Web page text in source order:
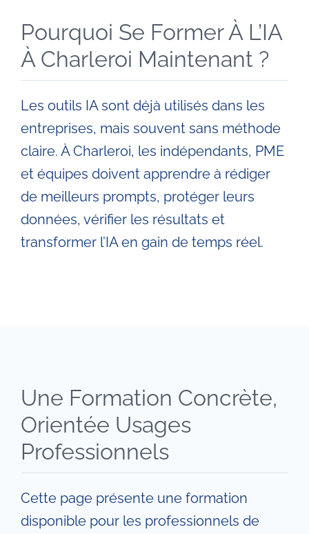
Pourquoi Se Former À L’IA
À Charleroi Maintenant ?
Les outils IA sont déjà utilisés dans les
entreprises, mais souvent sans méthode
claire. À Charleroi, les indépendants, PME
et équipes doivent apprendre à rédiger
de meilleurs prompts, protéger leurs
données, vérifier les résultats et
transformer l’IA en gain de temps réel.
Une Formation Concrète,
Orientée Usages
Professionnels
Cette page présente une formation
disponible pour les professionnels de